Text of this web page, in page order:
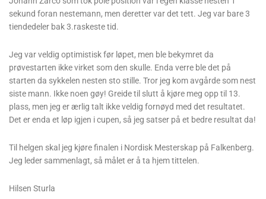
sekund foran nestemann, men deretter var det tett. Jeg var bare 3
tiendedeler bak 3.raskeste tid.
Jeg var veldig optimistisk før løpet, men ble bekymret da
prøvestarten ikke virket som den skulle. Enda verre ble det på
starten da sykkelen nesten sto stille. Tror jeg kom avgårde som nest
siste mann. Ikke noen gøy! Greide til slutt å kjøre meg opp til 13.
plass, men jeg er ærlig talt ikke veldig fornøyd med det resultatet.
Det er enda et løp igjen i cupen, så jeg satser på et bedre resultat da!
Til helgen skal jeg kjøre finalen i Nordisk Mesterskap på Falkenberg.
Jeg leder sammenlagt, så målet er å ta hjem tittelen.
Hilsen Sturla